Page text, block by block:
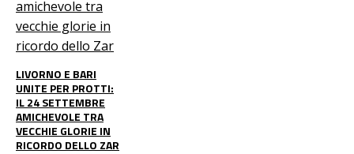
LIVORNO E BARI
UNITE PER PROTTI:
IL 24 SETTEMBRE
AMICHEVOLE TRA
VECCHIE GLORIE IN
RICORDO DELLO ZAR